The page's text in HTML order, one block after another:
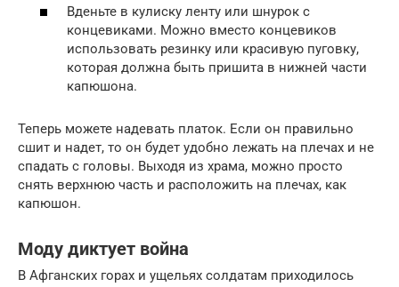
Вденьте в кулиску ленту или шнурок с
концевиками. Можно вместо концевиков
использовать резинку или красивую пуговку,
которая должна быть пришита в нижней части
капюшона.
Теперь можете надевать платок. Если он правильно
сшит и надет, то он будет удобно лежать на плечах и не
спадать с головы. Выходя из храма, можно просто
снять верхнюю часть и расположить на плечах, как
капюшон.
Моду диктует война
В Афганских горах и ущельях солдатам приходилось